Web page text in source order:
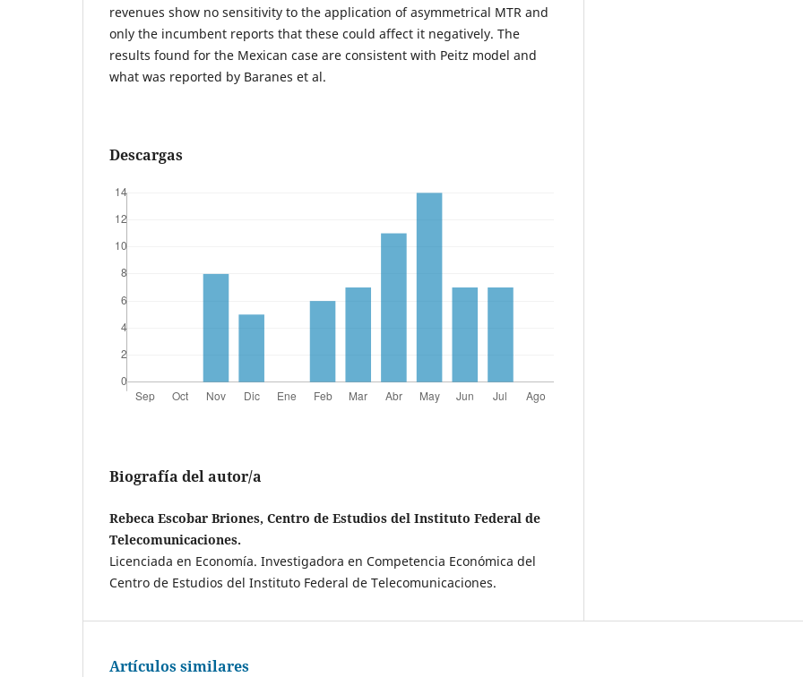
revenues show no sensitivity to the application of asymmetrical MTR and
only the incumbent reports that these could affect it negatively. The
results found for the Mexican case are consistent with Peitz model and
what was reported by Baranes et al.
Descargas
Biografía del autor/a
Rebeca Escobar Briones, Centro de Estudios del Instituto Federal de
Telecomunicaciones.
Licenciada en Economía. Investigadora en Competencia Económica del
Centro de Estudios del Instituto Federal de Telecomunicaciones.
Artículos similares